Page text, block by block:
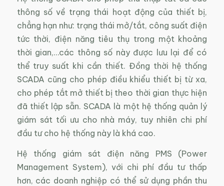
thông số về trạng thái hoạt động của thiết bị,
chẳng hạn như: trạng thái mở/tắt, công suất điện
tức thời, điện năng tiêu thụ trong một khoảng
thời gian,…các thông số này được lưu lại để có
thể truy suất khi cần thiết. Đồng thời hệ thống
SCADA cũng cho phép điều khiểu thiết bị từ xa,
cho phép tắt mở thiết bị theo thời gian thực hiện
đã thiết lập sẵn. SCADA là một hệ thống quản lý
giám sát tối ưu cho nhà máy, tuy nhiên chi phí
đầu tư cho hệ thống này là khá cao.
Hệ thống giám sát điện năng PMS (Power
Management System), với chi phí đầu tư thấp
hơn, các doanh nghiệp có thể sử dụng phần thu